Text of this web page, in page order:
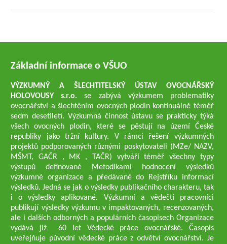
Základní informace o VŠUO
VÝZKUMNÝ A ŠLECHTITELSKÝ ÚSTAV OVOCNÁŘSKÝ
HOLOVOUSY s.r.o.se zabývá výzkumem problematiky
ovocnářství a šlechtěním ovocných plodin kontinuálně téměř
sedm desetiletí. Výzkumná činnost ústavu se prakticky týká
všech ovocných plodin, které se pěstují na území České
republiky jako tržní kultury. V rámci řešení výzkumných
projektů podporovaných různými poskytovateli (MZe/ NAZV,
MŠMT, GAČR , MK , TAČR) vytváří téměř všechny typy
výstupů definované Metodikami hodnocení výsledků
výzkumné organizace a předávané do Rejstříku informací
výsledků. Jedná se jak o výsledky publikačního charakteru, tak
i o výsledky aplikované. Výzkumní a vědečtí pracovníci
publikují výsledky výzkumu v impaktovaných, recenzovaných,
ale i dalších odborných a populárních časopisech Organizace
vydává již 60 let Vědecké práce ovocnářské. Časopis
uveřejňuje původní vědecké práce z odvětví ovocnářství. Je